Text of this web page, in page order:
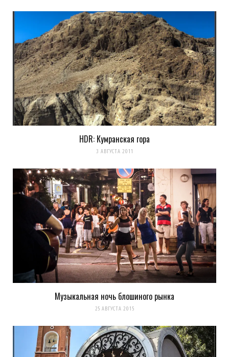
HDR: Кумранская гора
3 АВГУСТА 2011
Музыкальная ночь блошиного рынка
25 АВГУСТА 2015